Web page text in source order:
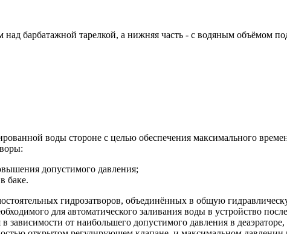
барбатажной тарелкой, а нижняя часть - с водяным объёмом
воды стороне с целью обеспечения максимального
допустимого давления;
баке.
гидрозатворов, объединённых в общую
для автоматического заливания воды в устройство
зависимости от наибольшего допустимого давления в